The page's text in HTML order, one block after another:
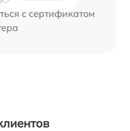
с сертификатом